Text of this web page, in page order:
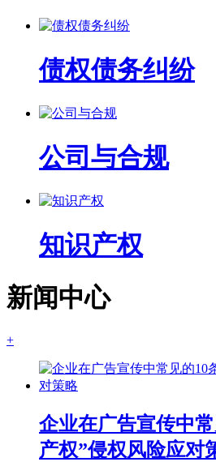
债权债务纠纷
公司与合规
知识产权
新闻中心
+
企业在广告宣传中
产权”侵权风险应对